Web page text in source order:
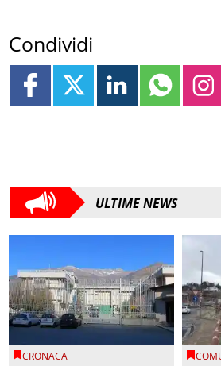
Condividi
ULTIME NEWS
CRONACA